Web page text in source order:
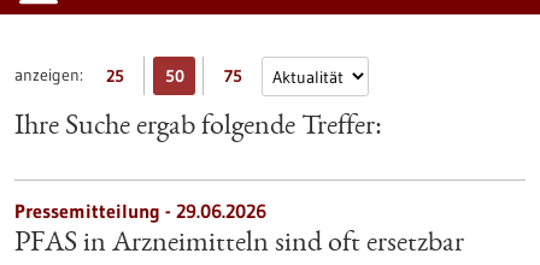
anzeigen: 25 50 75
Ihre Suche ergab folgende Treffer:
Pressemitteilung - 29.06.2026
PFAS in Arzneimitteln sind oft ersetzbar